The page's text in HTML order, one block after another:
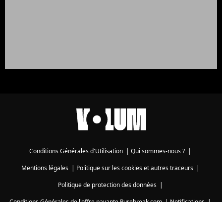
Conditions Générales d'Utilisation Qui sommes-nous ?
Mentions légales| Politique sur les cookies et autres traceurs|
Politique de protection des données|